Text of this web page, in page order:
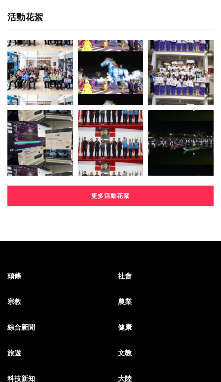
活動花絮
更多活動花絮
頭條 社會
宗教 農業
綜合新聞 健康
旅遊 文教
科技新知 大陸